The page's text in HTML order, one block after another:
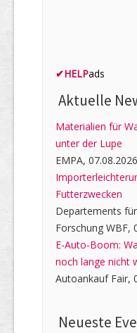
✔HELPads
Aktuelle
Materialien für
unter der Lupe
EMPA, 07.08.2026
Futterzwecken
Departements
Forschung WBF,
E-Auto-Boom:
noch lange nicht
Autoankauf Fair,
Neueste